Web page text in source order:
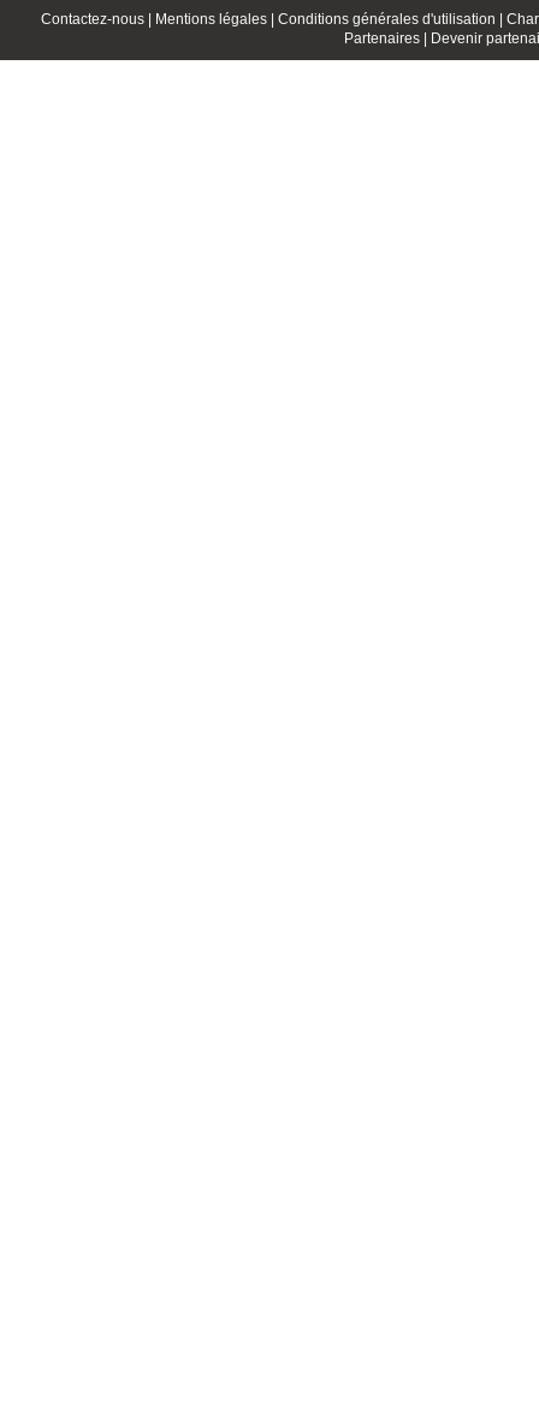
Contactez-nous | Mentions légales | Conditions générales d'utilisation |
Partenaires |
Devenir